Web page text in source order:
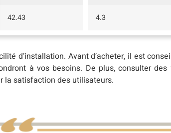
42.43 4.3
d’installation. Avant d’acheter, il est
à vos besoins. De plus, consulter
la satisfaction des utilisateurs.